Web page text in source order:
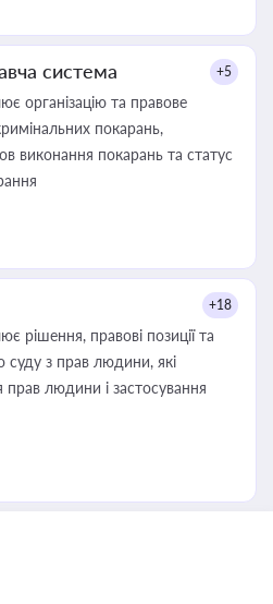
система +5
організацію та правове
покарань,
виконання покарань та статус
+18
рішення, правові позиції та
суду з прав людини, які
людини і застосування